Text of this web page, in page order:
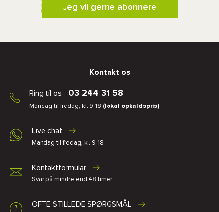
Jeg vil gerne abonnere
Kontakt os
Ring til os 03 244 31 58
Mandag til fredag, kl. 9-18 (lokal opkaldspris)
Live chat
Mandag til fredag, kl. 9-18
Kontaktformular
Svar på mindre end 48 timer
OFTE STILLEDE SPØRGSMÅL